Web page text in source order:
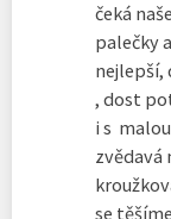
čeká
palečky
nejlepší,
, dost
i s
zvědavá
se